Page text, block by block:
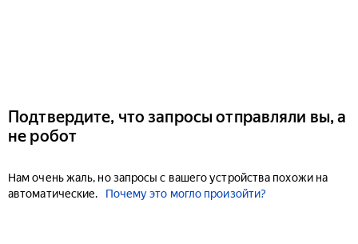
Подтвердите, что запросы отправляли вы, а
не робот
Нам очень жаль, но запросы с вашего устройства похожи на
автоматические.
Почему это могло произойти?